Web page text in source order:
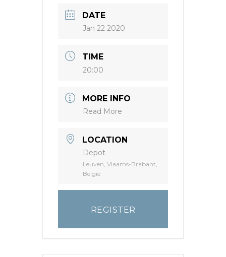
DATE
Jan 22 2020
TIME
20:00
MORE INFO
Read More
LOCATION
Depot
Leuven, Vlaams-Brabant,
België
REGISTER